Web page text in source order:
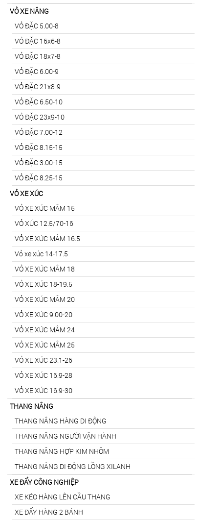
VỎ XE NÂNG
VỎ ĐẶC 5.00-8
VỎ ĐẶC 16x6-8
VỎ ĐẶC 18x7-8
VỎ ĐẶC 6.00-9
VỎ ĐẶC 21x8-9
VỎ ĐẶC 6.50-10
VỎ ĐẶC 23x9-10
VỎ ĐẶC 7.00-12
VỎ ĐẶC 8.15-15
VỎ ĐẶC 3.00-15
VỎ ĐẶC 8.25-15
VỎ XE XÚC
VỎ XE XÚC MÂM 15
VỎ XÚC 12.5/70-16
VỎ XE XÚC MÂM 16.5
Vỏ xe xúc 14-17.5
VỎ XE XÚC MÂM 18
VỎ XE XÚC 18-19.5
VỎ XE XÚC MÂM 20
VỎ XE XÚC 9.00-20
VỎ XE XÚC MÂM 24
VỎ XE XÚC MÂM 25
VỎ XE XÚC 23.1-26
VỎ XE XÚC 16.9-28
VỎ XE XÚC 16.9-30
THANG NÂNG
THANG NÂNG HÀNG DI ĐỘNG
THANG NÂNG NGƯỜI VẬN HÀNH
THANG NÂNG HỢP KIM NHÔM
THANG NÂNG DI ĐỘNG LỒNG XILANH
XE ĐẨY CÔNG NGHIỆP
XE KÉO HÀNG LÊN CẦU THANG
XE ĐẨY HÀNG 2 BÁNH